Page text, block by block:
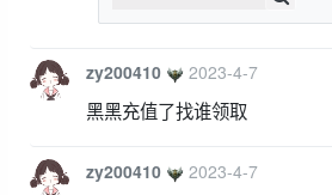
zy200410 2023-4-7
黑黑充值了找谁领取
zy200410 2023-4-7